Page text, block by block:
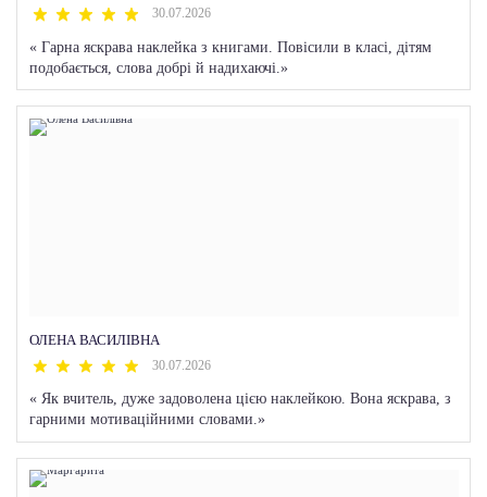
30.07.2026
« Гарна яскрава наклейка з книгами. Повісили в класі, дітям
подобається, слова добрі й надихаючі. »
ОЛЕНА ВАСИЛІВНА
30.07.2026
« Як вчитель, дуже задоволена цією наклейкою. Вона яскрава, з
гарними мотиваційними словами.»